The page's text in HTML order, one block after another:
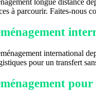
à parcourir. Faites-nous
international
pour un transfert